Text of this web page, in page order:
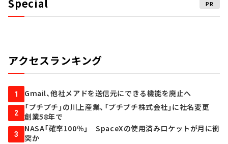
Special PR
アクセスランキング
1 Gmail、他社メアドを送信元にできる機能を廃止へ
2
「プチプチ」の川上産業、「プチプチ株式会社」に社名変更
創業58年で
3
NASA「確率100％」 SpaceXの使用済みロケットが月に衝
突か